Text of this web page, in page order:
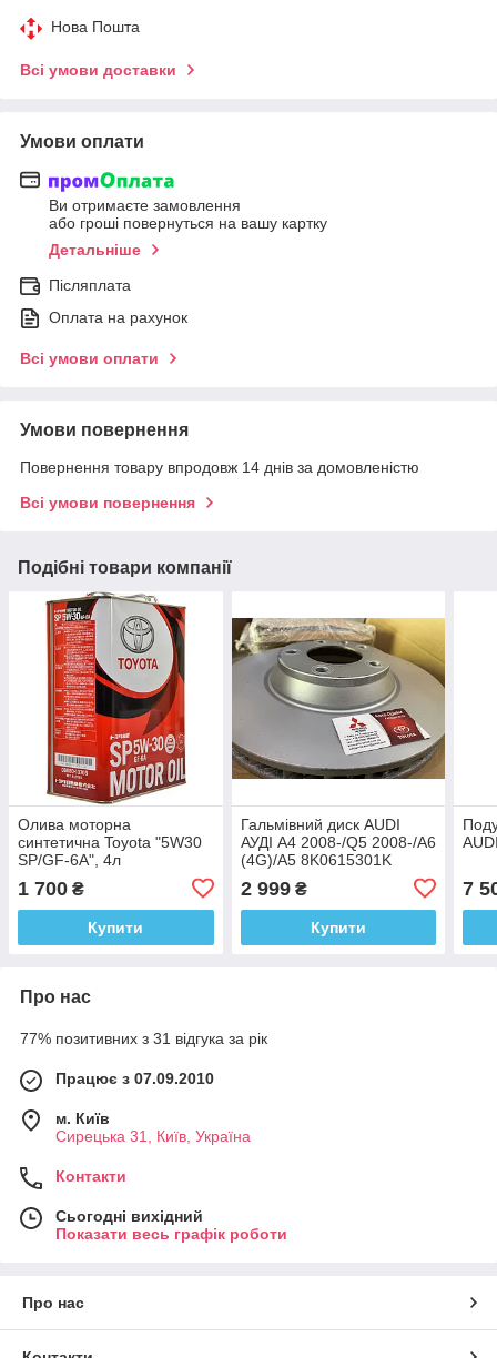
Нова Пошта
Всі умови доставки
Умови оплати
Ви отримаєте замовлення
або гроші повернуться на вашу картку
Детальніше
Післяплата
Оплата на рахунок
Всі умови оплати
Умови повернення
Повернення товару впродовж 14 днів за домовленістю
Всі умови повернення
Подібні товари компанії
Олива моторна
синтетична Toyota "5W30
SP/GF-6A", 4л
1 700 ₴
Купити
Гальмівний диск AUDI
АУДІ A4 2008-/Q5 2008-/A6
(4G)/A5 8K0615301K
2 999₴
Купити
7
Про нас
77% позитивних з 31 відгука за рік
Працює з 07.09.2010
м. Київ
Сирецька 31, Київ, Україна
Контакти
Сьогодні вихідний
Показати весь графік роботи
Про нас